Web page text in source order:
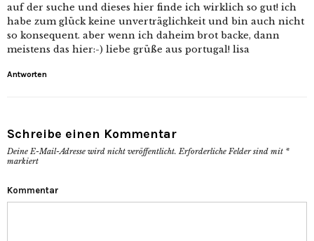
auf der suche und dieses hier finde ich wirklich so gut! ich
habe zum glück keine unverträglichkeit und bin auch nicht
so konsequent. aber wenn ich daheim brot backe, dann
meistens das hier:-) liebe grüße aus portugal! lisa
Antworten
Schreibe einen Kommentar
Deine E-Mail-Adresse wird nicht veröffentlicht. Erforderliche Felder sind mit *
markiert
Kommentar